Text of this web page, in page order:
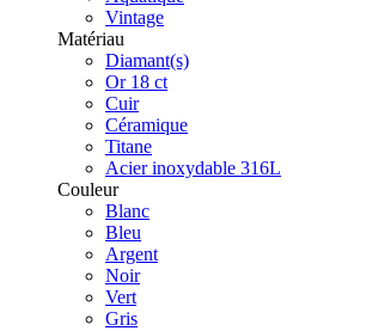
Vintage
Matériau
Diamant(s)
Or 18 ct
Cuir
Céramique
Titane
Acier inoxydable 316L
Couleur
Blanc
Bleu
Argent
Noir
Vert
Gris